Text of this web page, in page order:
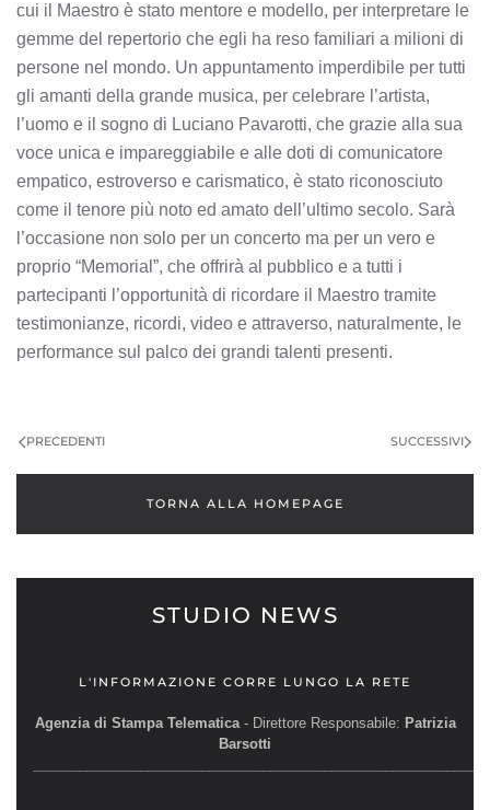
cui il Maestro è stato mentore e modello, per interpretare le
gemme del repertorio che egli ha reso familiari a milioni di
persone nel mondo. Un appuntamento imperdibile per tutti
gli amanti della grande musica, per celebrare l’artista,
l’uomo e il sogno di Luciano Pavarotti, che grazie alla sua
voce unica e impareggiabile e alle doti di comunicatore
empatico, estroverso e carismatico, è stato riconosciuto
come il tenore più noto ed amato dell’ultimo secolo. Sarà
l’occasione non solo per un concerto ma per un vero e
proprio “Memorial”, che offrirà al pubblico e a tutti i
partecipanti l’opportunità di ricordare il Maestro tramite
testimonianze, ricordi, video e attraverso, naturalmente, le
performance sul palco dei grandi talenti presenti.
PRECEDENTI SUCCESSIVI
TORNA ALLA HOMEPAGE
STUDIO NEWS
L'INFORMAZIONE CORRE LUNGO LA RETE
Agenzia di Stampa Telematica- Direttore Responsabile: Patrizia
Barsotti